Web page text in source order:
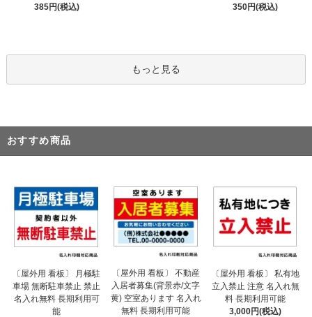
385円(税込)
350円(税込)
もっと見る
おすすめ商品
〔屋外用 看板〕 月極駐
車場 無断駐車禁止 禁止
名入れ無料 長期利用可
能
〔屋外用 看板〕 不動産
入居者募集(背景赤/文字
黄) 空室あります 名入れ
無料 長期利用可能
〔屋外用 看板〕 私有地
立入禁止 注意 名入れ無
料 長期利用可能
3,000円(税込)